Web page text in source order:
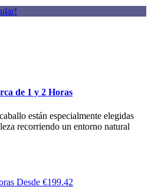
de 1 y 2 Horas
están especialmente elegidas
recorriendo un entorno natural
Desde €199.42